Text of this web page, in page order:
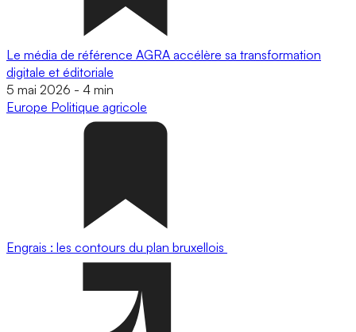
Le média de référence AGRA accélère sa transformation
digitale et éditoriale
5 mai 2026 - 4 min
Europe Politique agricole
Engrais : les contours du plan bruxellois